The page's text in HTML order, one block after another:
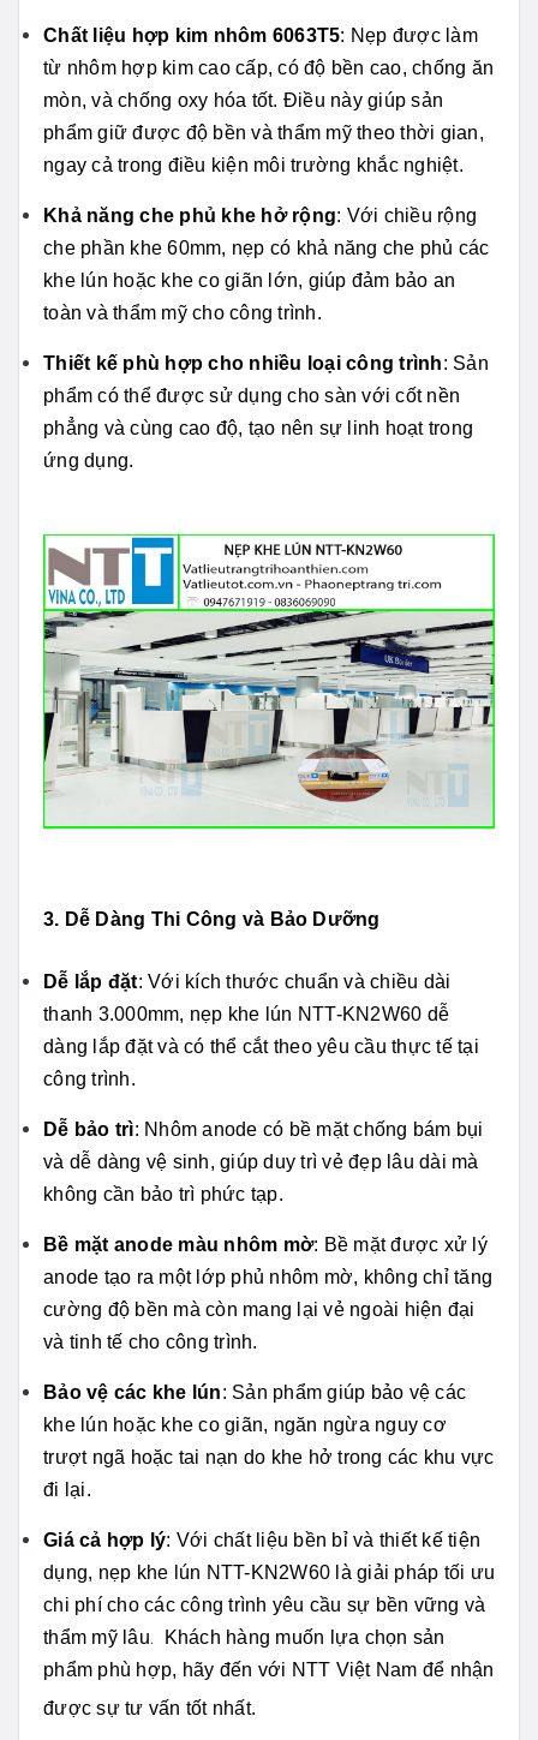
Chất liệu hợp kim nhôm 6063T5: Nẹp được làm
từ nhôm hợp kim cao cấp, có độ bền cao, chống ăn
mòn, và chống oxy hóa tốt. Điều này giúp sản
phẩm giữ được độ bền và thẩm mỹ theo thời gian,
ngay cả trong điều kiện môi trường khắc nghiệt.
Khả năng che phủ khe hở rộng: Với chiều rộng
che phần khe 60mm, nẹp có khả năng che phủ các
khe lún hoặc khe co giãn lớn, giúp đảm bảo an
toàn và thẩm mỹ cho công trình.
Thiết kế phù hợp cho nhiều loại công trình: Sản
phẩm có thể được sử dụng cho sàn với cốt nền
phẳng và cùng cao độ, tạo nên sự linh hoạt trong
ứng dụng.
3. Dễ Dàng Thi Công và Bảo Dưỡng
Dễ lắp đặt: Với kích thước chuẩn và chiều dài
thanh 3.000mm, nẹp khe lún NTT-KN2W60 dễ
dàng lắp đặt và có thể cắt theo yêu cầu thực tế tại
công trình.
Dễ bảo trì: Nhôm anode có bề mặt chống bám bụi
và dễ dàng vệ sinh, giúp duy trì vẻ đẹp lâu dài mà
không cần bảo trì phức tạp.
Bề mặt anode màu nhôm mờ: Bề mặt được xử lý
anode tạo ra một lớp phủ nhôm mờ, không chỉ tăng
cường độ bền mà còn mang lại vẻ ngoài hiện đại
và tinh tế cho công trình.
Bảo vệ các khe lún: Sản phẩm giúp bảo vệ các
khe lún hoặc khe co giãn, ngăn ngừa nguy cơ
trượt ngã hoặc tai nạn do khe hở trong các khu vực
đi lại.
Giá cả hợp lý: Với chất liệu bền bỉ và thiết kế tiện
dụng, nẹp khe lún NTT-KN2W60 là giải pháp tối ưu
chi phí cho các công trình yêu cầu sự bền vững và
thẩm mỹ lâu.
Khách hàng muốn lựa chọn sản
phẩm phù hợp, hãy đến với NTT Việt Nam để nhận
được sự tư vấn tốt nhất.